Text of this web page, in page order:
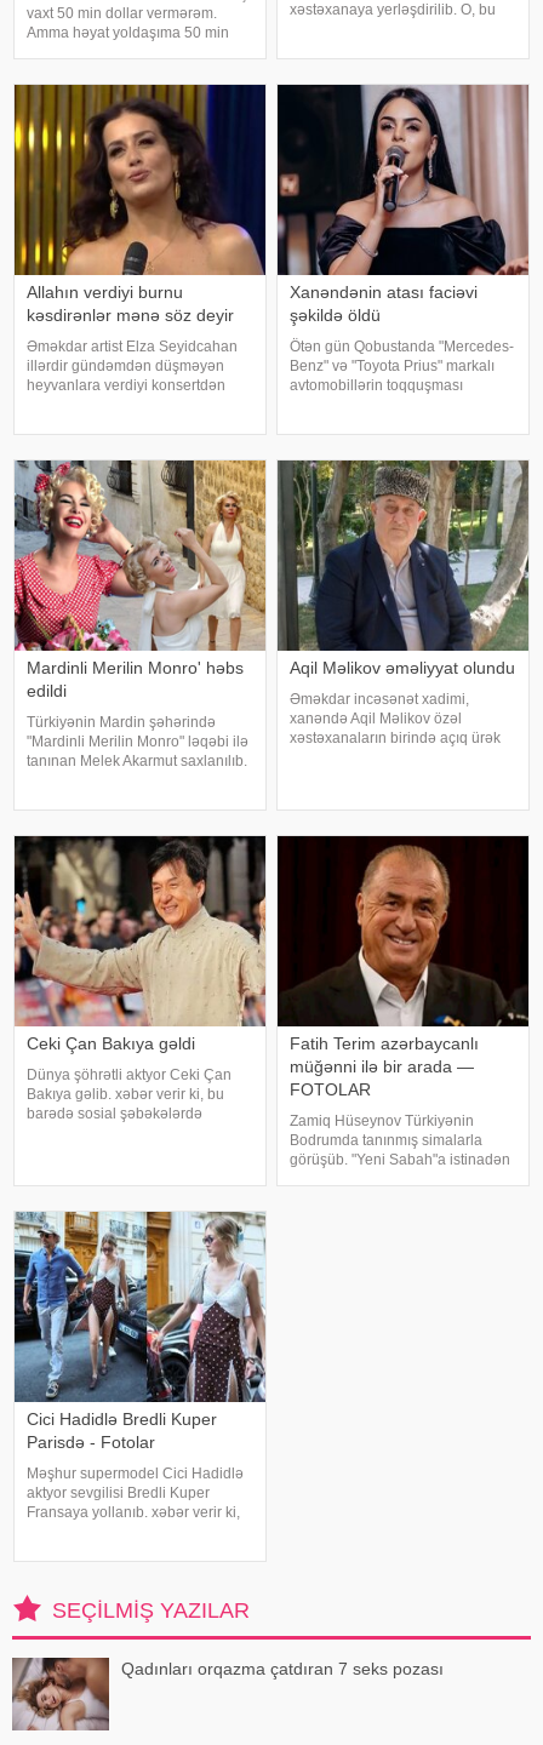
vaxt 50 min dollar vermərəm.
Amma həyat yoldaşıma 50 min
istinadən xəbər verir ki, bu sözləri
Xalq artisti Emin Ağalaro
xəstəxanaya yerləşdirilib. O, bu
qidalandım, nə düzgün yatdım.
Allahın verdiyi burnu
kəsdirənlər mənə söz deyir
Əməkdar artist Elza Seyidcahan
illərdir gündəmdən düşməyən
heyvanlara verdiyi konsertdən
E.Seyidcahan bildirib ki, həmin
layihəd
Xanəndənin atası faciəvi
şəkildə öldü
Ötən gün Qobustanda "Mercedes-
Benz" və "Toyota Prius" markalı
avtomobillərin toqquşması
Zakir Ağayev xanənd
Mardinli Merilin Monro' həbs
edildi
Türkiyənin Mardin şəhərində
"Mardinli Merilin Monro" ləqəbi ilə
tanınan Melek Akarmut saxlanılıb.
tərkibli olduğ
Aqil Məlikov əməliyyat olundu
Əməkdar incəsənət xadimi,
xanəndə Aqil Məlikov özəl
xəstəxanaların birində açıq ürək
Ceki Çan Bakıya gəldi
Dünya şöhrətli aktyor Ceki Çan
Bakıya gəlib. xəbər verir ki, bu
barədə sosial şəbəkələrdə
Fatih Terim azərbaycanlı
müğənni ilə bir arada —
FOTOLAR
Zamiq Hüseynov Türkiyənin
Bodrumda tanınmış simalarla
görüşüb. "Yeni Sabah"a istinadən
Cici Hadidlə Bredli Kuper
Parisdə - Fotolar
Məşhur supermodel Cici Hadidlə
aktyor sevgilisi Bredli Kuper
Fransaya yollanıb. xəbər verir ki,
SEÇILMIŞ YAZILAR
Qadınları orqazma çatdıran 7 seks pozası